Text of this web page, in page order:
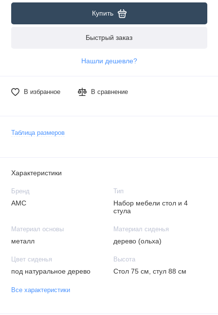
Купить
Быстрый заказ
Нашли дешевле?
В избранное В сравнение
Таблица размеров
Характеристики
Бренд
АМС
Тип
Набор мебели стол и 4
стула
Материал основы
металл
Материал сиденья
дерево (ольха)
Цвет сиденья
под натуральное дерево
Высота
Стол 75 см, стул 88 см
Все характеристики